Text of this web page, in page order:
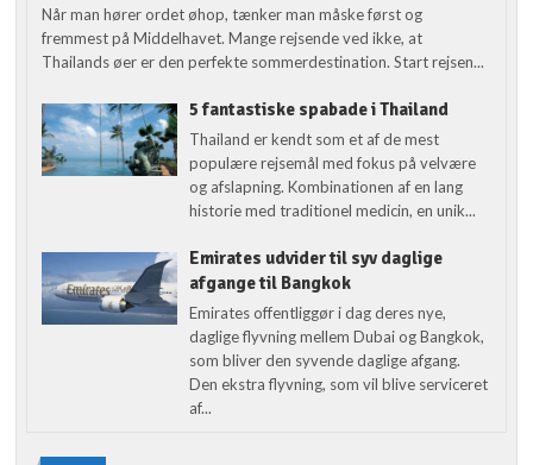
Når man hører ordet øhop, tænker man måske først og
fremmest på Middelhavet. Mange rejsende ved ikke, at
Thailands øer er den perfekte sommerdestination. Start rejsen...
5 fantastiske spabade i Thailand
Thailand er kendt som et af de mest
populære rejsemål med fokus på velvære
og afslapning. Kombinationen af en lang
historie med traditionel medicin, en unik...
Emirates udvider til syv daglige
afgange til Bangkok
Emirates offentliggør i dag deres nye,
daglige flyvning mellem Dubai og Bangkok,
som bliver den syvende daglige afgang.
Den ekstra flyvning, som vil blive serviceret
af...